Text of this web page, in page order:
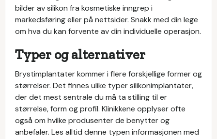
bilder av silikon fra kosmetiske inngrep i
markedsføring eller på nettsider. Snakk med din lege
om hva du kan forvente av din individuelle operasjon.
Typer og alternativer
Brystimplantater kommer i flere forskjellige former og
størrelser. Det finnes ulike typer silikonimplantater,
der det mest sentrale du må ta stilling til er
størrelse, form og profil. Klinikkene opplyser ofte
også om hvilke produsenter de benytter og
anbefaler. Les alltid denne typen informasjonen med